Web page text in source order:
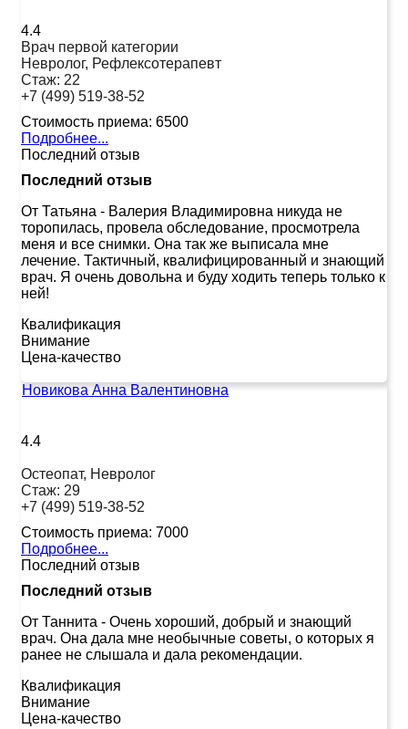
4.4
Врач первой категории
Невролог, Рефлексотерапевт
Стаж: 22
+7 (499) 519-38-52
Стоимость приема: 6500
Подробнее...
Последний отзыв
Последний отзыв
От Татьяна - Валерия Владимировна никуда не
торопилась, провела обследование, просмотрела
меня и все снимки. Она так же выписала мне
лечение. Тактичный, квалифицированный и знающий
врач. Я очень довольна и буду ходить теперь только к
ней!
Квалификация
Внимание
Цена-качество
Новикова Анна Валентиновна
4.4
Остеопат, Невролог
Стаж: 29
+7 (499) 519-38-52
Стоимость приема: 7000
Подробнее...
Последний отзыв
Последний отзыв
От Таннита - Очень хороший, добрый и знающий
врач. Она дала мне необычные советы, о которых я
ранее не слышала и дала рекомендации.
Квалификация
Внимание
Цена-качество